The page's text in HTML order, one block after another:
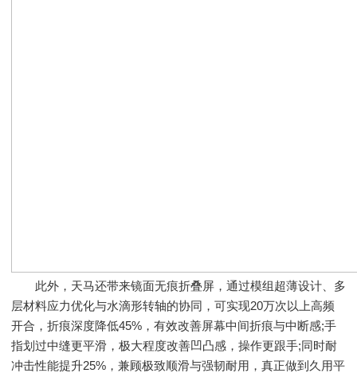
此外，天马还带来镜面无痕折叠屏，通过模组超薄设计、多
层材料应力优化与水滴形转轴的协同，可实现20万次以上高频
开合，折痕深度降低45%，有效改善屏幕中间折痕与中断感;手
指划过中缝更平滑，极大程度改善凹凸感，操作更跟手;同时耐
冲击性能提升25%，兼顾极致顺滑与强韧耐用，真正做到久用平